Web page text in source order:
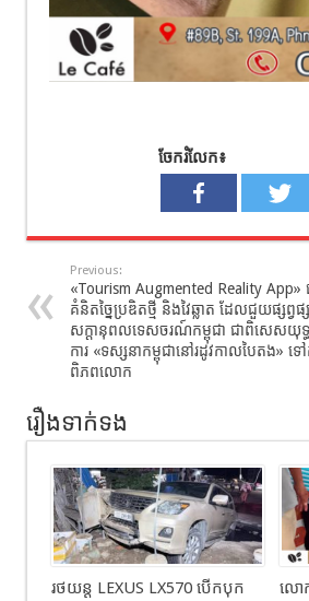
ចែករំលែក៖
Previous:
«Tourism Augmented Reality App»
គំនិតច្នៃប្រឌិតថ្មី និងវៃឆ្លាត ដែលជួយផ្សព្វផ្
សក្តានុពលទេសចរណ៍កម្ពុជា ជាពិសេសយុទ្ធ
ការ «ទស្សនាកម្ពុជានៅរដូវកាលបៃតង» ទ
ពិភពលោក
រឿងទាក់ទង
រថយន្ដ LEXUS LX570 បេីកបុក
លោ